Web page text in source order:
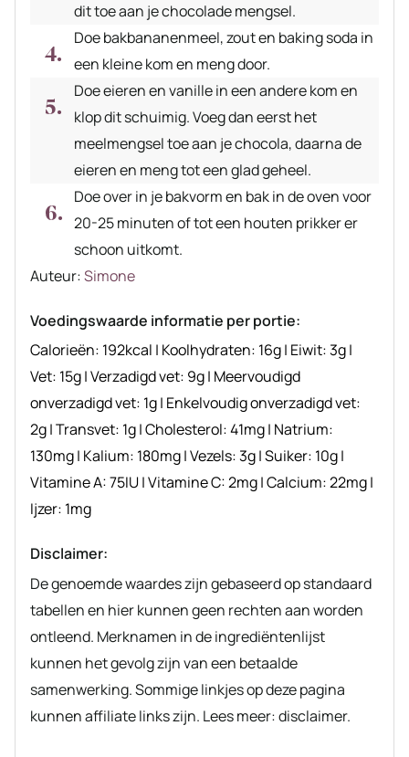
dit toe aan je chocolade mengsel.
Doe bakbananenmeel, zout en baking soda in
een kleine kom en meng door.
Doe eieren en vanille in een andere kom en
klop dit schuimig. Voeg dan eerst het
meelmengsel toe aan je chocola, daarna de
eieren en meng tot een glad geheel.
Doe over in je bakvorm en bak in de oven voor
20-25 minuten of tot een houten prikker er
schoon uitkomt.
Auteur
Auteur:Simone
Voedingswaarde informatie per portie:
Calorieën: 192kcal | Koolhydraten: 16g| Eiwit:3g|
Vet: 15g|Verzadigd vet: 9g| Meervoudigd
onverzadigd vet: 1g| Enkelvoudig onverzadigd vet:
2g|Transvet: 1g|Cholesterol:41mg| Natrium:
130mg| Kalium: 180mg|Vezels:3g|Suiker: 10g|
Vitamine A:75IU|Vitamine C:2mg|Calcium:22mg|
Ijzer: 1mg
Disclaimer:
De genoemde waardes zijn gebaseerd op standaard
tabellen en hier kunnen geen rechten aan worden
ontleend. Merknamen in de ingrediëntenlijst
kunnen het gevolg zijn van een betaalde
samenwerking. Sommige linkjes op deze pagina
kunnen affiliate links zijn. Lees meer: disclaimer.